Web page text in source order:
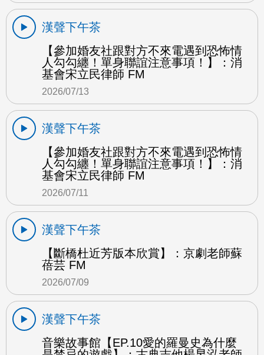
漢聲下午茶
【參加婚友社跟對方不來電遇到恐怖情
人勾勾纏！單身聯誼注意事項！】：消
基會宋立民律師 FM
2026/07/13
漢聲下午茶
【參加婚友社跟對方不來電遇到恐怖情
人勾勾纏！單身聯誼注意事項！】：消
基會宋立民律師 FM
2026/07/11
漢聲下午茶
【斷橋杜近芳版本欣賞】：京劇老師蘇
蓓芸 FM
2026/07/09
漢聲下午茶
音樂故事館【EP.10愛的羅曼史為什麼